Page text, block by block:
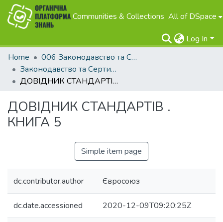
Communities & Collections All of DSpace
Log In
Home
006 Законодавство та Сертифікація
Законодавство та Сертифікація
ДОВІДНИК СТАНДАРТІВ . КНИГА 5
ДОВІДНИК СТАНДАРТІВ .
КНИГА 5
Simple item page
dc.contributor.author Євросоюз
dc.date.accessioned 2020-12-09T09:20:25Z